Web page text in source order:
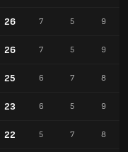
26 7 5 9
26 7 5 9
25 6 7 8
23 6 5 9
22 5 7 8